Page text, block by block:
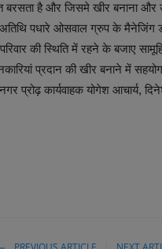
बरसता है और जिसमे खीर बनाना
अतिथि पधारे ओसवाल ग्रुप के
की स्थिति में रहने के बजाए
प्रदान की खीर बनाने में
प्रोढ़ कार्यवाहक योगेश आचार्य,